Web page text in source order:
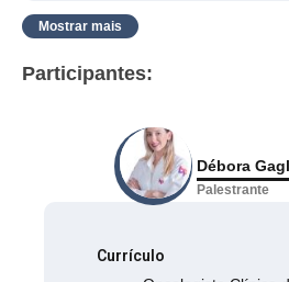
Mostrar mais
Participantes:
Débora
Palestrante
Currículo